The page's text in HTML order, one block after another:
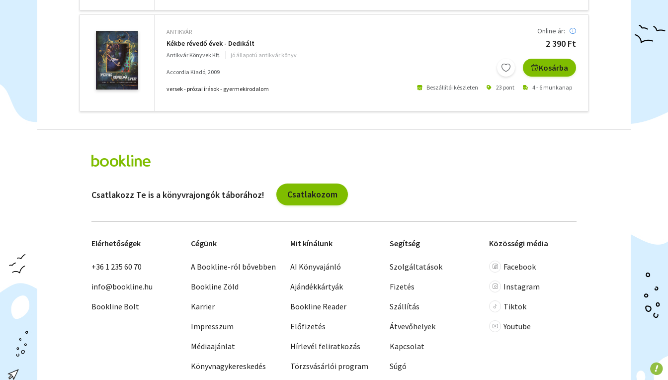
ANTIKVÁR
Kékbe révedő évek - Dedikált
Antikvár Könyvek Kft. jó állapotú antikvár könyv
Accordia Kiadó, 2009
versek - prózai írások - gyermekirodalom
Online ár:
2 390 Ft
Kosárba
Beszállítói készleten 23 pont 4 - 6 munkanap
szűrők
Csatlakozz Te is a könyvrajongók táborához! Csatlakozom
Elérhetőségek
+36 1 235 60 70
info@bookline.hu
Bookline Bolt
Cégünk
A Bookline-ról bővebben
Bookline Zöld
Karrier
Impresszum
Médiaajánlat
Könyvnagykereskedés
Mit kínálunk
AI Könyvajánló
Ajándékkártyák
Bookline Reader
Előfizetés
Hírlevél feliratkozás
Törzsvásárlói program
Segítség
Szolgáltatások
Fizetés
Szállítás
Átvevőhelyek
Kapcsolat
Súgó
Közösségi média
Facebook
Instagram
Tiktok
Youtube